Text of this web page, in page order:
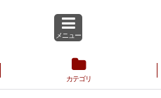
メニュー
カテゴリ